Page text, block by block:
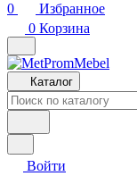
0
Избранное
0 Корзина
Каталог
Войти